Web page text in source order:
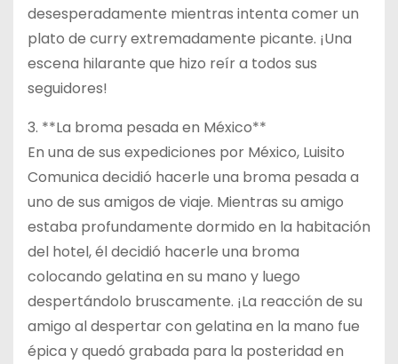
desesperadamente mientras intenta comer un
plato de curry extremadamente picante. ¡Una
escena hilarante que hizo reír a todos sus
seguidores!
3. **La broma pesada en México**
En una de sus expediciones por México, Luisito
Comunica decidió hacerle una broma pesada a
uno de sus amigos de viaje. Mientras su amigo
estaba profundamente dormido en la habitación
del hotel, él decidió hacerle una broma
colocando gelatina en su mano y luego
despertándolo bruscamente. ¡La reacción de su
amigo al despertar con gelatina en la mano fue
épica y quedó grabada para la posteridad en